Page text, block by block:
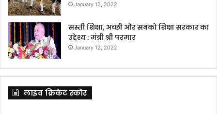
January 12, 2022
सस्ती शिक्षा, अच्छी और सबको शिक्षा सरकार का
उद्देश्य : मंत्री श्री परमार
January 12, 2022
लाइव क्रिकेट स्कोर